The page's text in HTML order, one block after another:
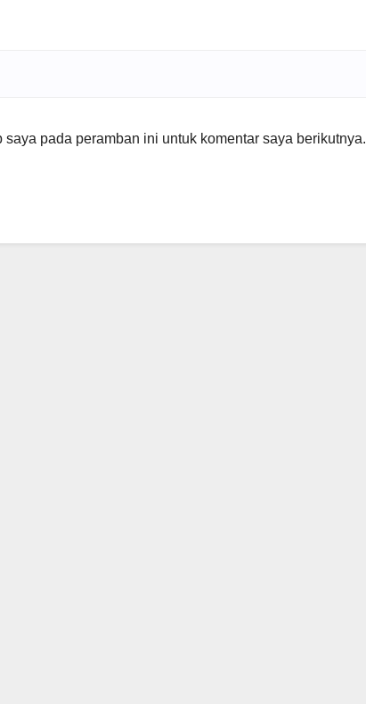
pada peramban ini untuk komentar saya berikutnya.